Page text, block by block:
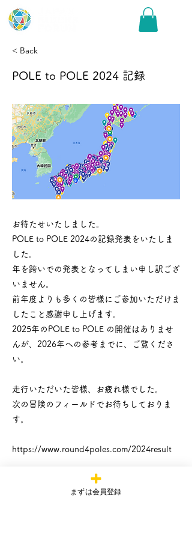
< Back
POLE to POLE 2024 記録
お待たせいたしました。
POLE to POLE 2024の記録発表をいたしま
した。
年を跨いでの発表となってしまい申し訳ござ
いません。
前年度よりも多くの皆様にご参加いただけま
したこと感謝申し上げます。
2025年のPOLE to POLE の開催はありませ
んが、2026年への参考までに、ご覧くださ
い。
走行いただいた皆様、お疲れ様でした。
次の冒険のフィールドでお待ちしておりま
す。
https://www.round4poles.com/2024result
まずは会員登録